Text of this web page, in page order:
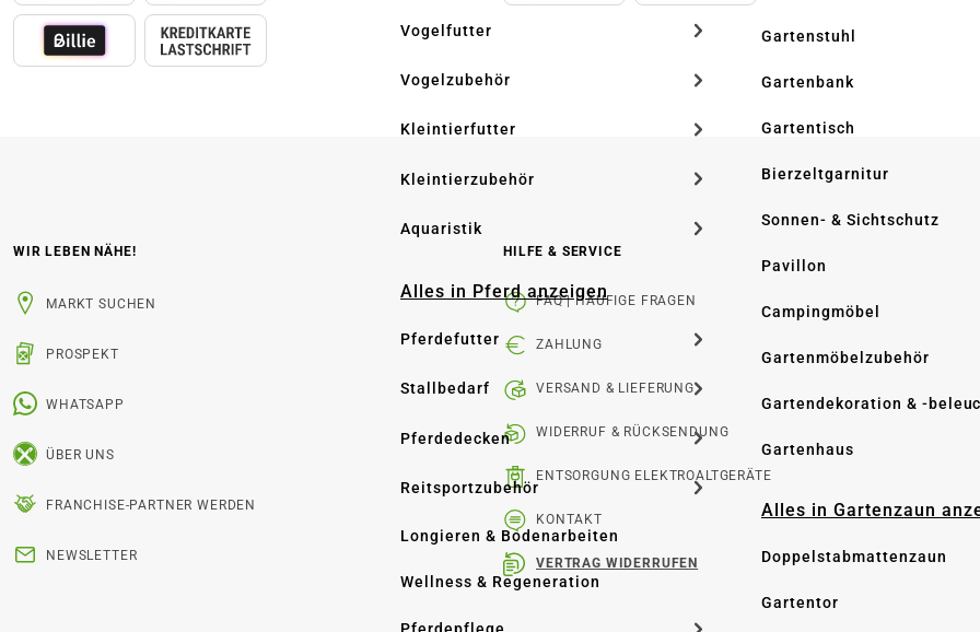
Vogelfutter
Vogelzubehör
Kleintierfutter
Kleintierzubehör
Aquaristik
Alles in Pferd anzeigen
Pferdefutter
Stallbedarf
Pferdedecken
Reitsportzubehör
Longieren & Bodenarbeiten
Wellness & Regeneration
Gartenstuhl
Gartenbank
Gartentisch
Bierzeltgarnitur
Sonnen- & Sichtschutz
Pavillon
Campingmöbel
Gartenmöbelzubehör
Gartendekoration & -
Gartenhaus
Alles in Gartenzaun
Doppelstabmattenzaun
Gartentor
WIR LEBEN NÄHE!
MARKT SUCHEN
PROSPEKT
WHATSAPP
ÜBER UNS
FRANCHISE-PARTNER WERDEN
NEWSLETTER
HILFE & SERVICE
FAQ | HÄUFIGE FRAGEN
ZAHLUNG
VERSAND & LIEFERUNG
WIDERRUF & RÜCKSENDUNG
ENTSORGUNG ELEKTROALTGERÄTE
KONTAKT
VERTRAG WIDERRUFEN